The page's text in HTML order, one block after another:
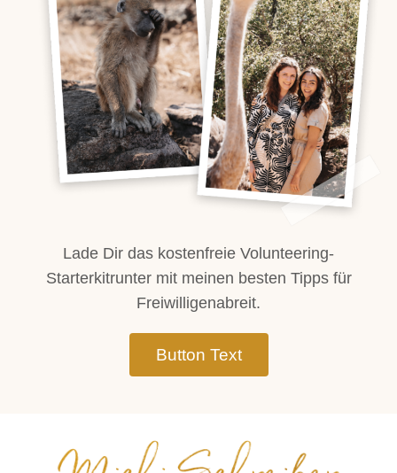
Lade Dir das kostenfreie Volunteering-
Starterkitrunter mit meinen besten Tipps für
Freiwilligenabreit.​
Button Text